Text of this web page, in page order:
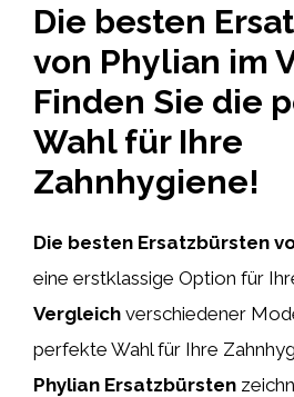
Die besten
von Phylian im
Finden Sie die
Wahl für Ihre
Zahnhygiene!
Die besten Ersatzbürsten
eine erstklassige Option für
Vergleich verschiedener
perfekte Wahl für Ihre
Phylian Ersatzbürsten